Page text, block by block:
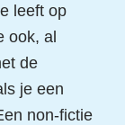
leeft op
ook, al
de
je een
non-fictie